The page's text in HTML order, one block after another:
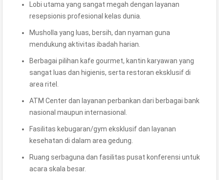
Lobi utama yang sangat megah dengan layanan
resepsionis profesional kelas dunia.
Musholla yang luas, bersih, dan nyaman guna
mendukung aktivitas ibadah harian.
Berbagai pilihan kafe gourmet, kantin karyawan yang
sangat luas dan higienis, serta restoran eksklusif di
area ritel.
ATM Center dan layanan perbankan dari berbagai bank
nasional maupun internasional.
Fasilitas kebugaran/gym eksklusif dan layanan
kesehatan di dalam area gedung.
Ruang serbaguna dan fasilitas pusat konferensi untuk
acara skala besar.